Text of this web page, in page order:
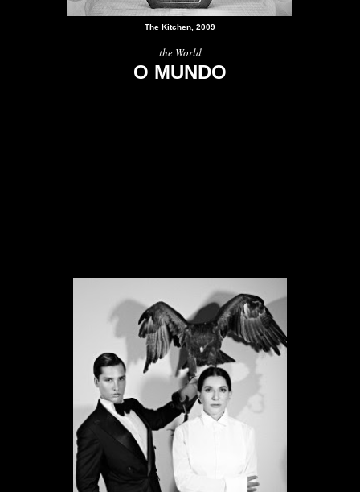
The Kitchen, 2009
the World
O MUNDO